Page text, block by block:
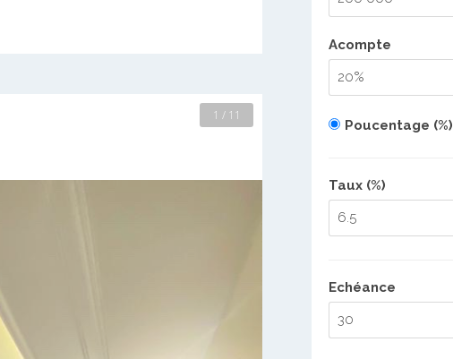
2 / 11
Acompte
Poucentage (%)
Taux (%)
Echéance